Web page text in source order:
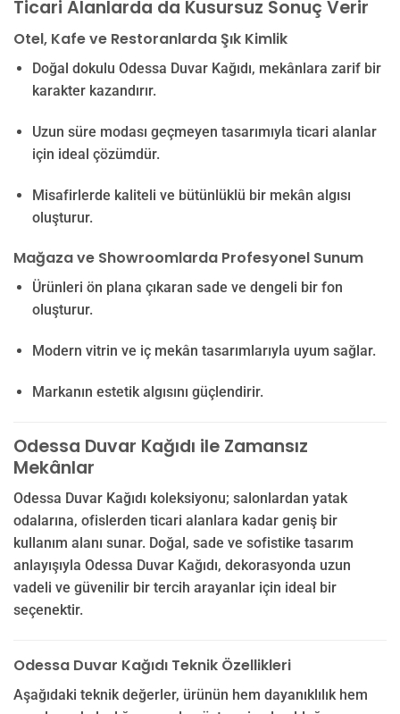
Ticari Alanlarda da Kusursuz Sonuç Verir
Otel, Kafe ve Restoranlarda Şık Kimlik
Doğal dokulu Odessa Duvar Kağıdı, mekânlara zarif bir
karakter kazandırır.
Uzun süre modası geçmeyen tasarımıyla ticari alanlar
için ideal çözümdür.
Misafirlerde kaliteli ve bütünlüklü bir mekân algısı
oluşturur.
Mağaza ve Showroomlarda Profesyonel Sunum
Ürünleri ön plana çıkaran sade ve dengeli bir fon
oluşturur.
Modern vitrin ve iç mekân tasarımlarıyla uyum sağlar.
Markanın estetik algısını güçlendirir.
Odessa Duvar Kağıdı ile Zamansız
Mekânlar
Odessa Duvar Kağıdı koleksiyonu; salonlardan yatak
odalarına, ofislerden ticari alanlara kadar geniş bir
kullanım alanı sunar. Doğal, sade ve sofistike tasarım
anlayışıyla Odessa Duvar Kağıdı, dekorasyonda uzun
vadeli ve güvenilir bir tercih arayanlar için ideal bir
seçenektir.
Odessa Duvar Kağıdı Teknik Özellikleri
Aşağıdaki teknik değerler, ürünün hem dayanıklılık hem